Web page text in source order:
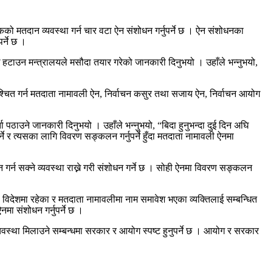
मतदान व्यवस्था गर्न चार वटा ऐन संशोधन गर्नुपर्ने छ । ऐन संशोधनका
छ ।
मन्त्रालयले मसौदा तयार गरेको जानकारी दिनुभयो । उहाँले भन्नुभयो,
गर्न मतदाता नामावली ऐन, निर्वाचन कसुर तथा सजाय ऐन, निर्वाचन आयोग
जानकारी दिनुभयो । उहाँले भन्नुभयो, “बिदा हुनुभन्दा दुई दिन अघि
त्यसका लागि विवरण सङ्कलन गर्नुपर्ने हुँदा मतदाता नामावली ऐनमा
गर्न सक्ने व्यवस्था राख्ने गरी संशोधन गर्ने छ । सोही ऐनमा विवरण सङ्कलन
रहेका र मतदाता नामावलीमा नाम समावेश भएका व्यक्तिलाई सम्बन्धित
संशोधन गर्नुपर्ने छ ।
मिलाउने सम्बन्धमा सरकार र आयोग स्पष्ट हुनुपर्ने छ । आयोग र सरकार